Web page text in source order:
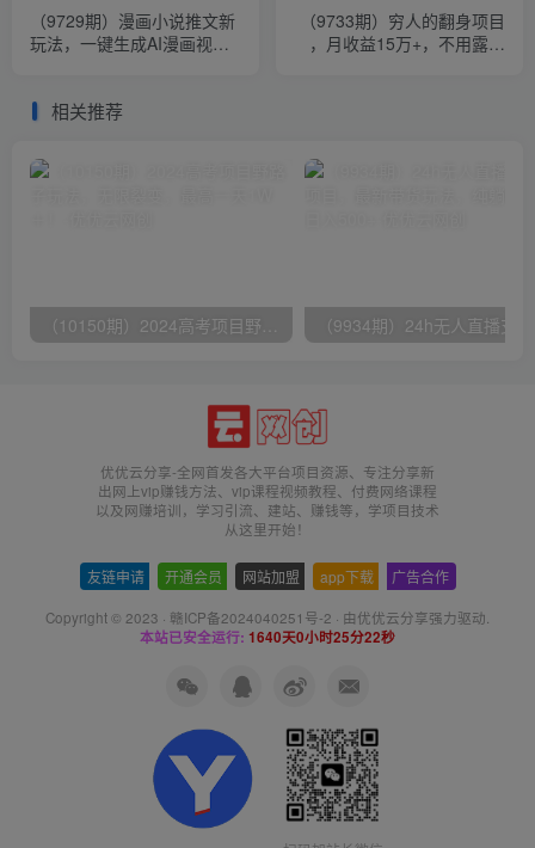
（9729期）漫画小说推文新
玩法，一键生成AI漫画视
（9733期）穷人的翻身项目
，月收益15万+，不用露脸
相关推荐
（10150期）2024高考项目野路子玩法，无限裂变，最高一天1W＋！
优优云分享-全网首发各大平台项目资源、专注分享新
出网上vip赚钱方法、vip课程视频教程、付费网络课程
以及网赚培训，学习引流、建站、赚钱等，学项目技术
从这里开始！
友链申请 开通会员 网站加盟 app下载 广告合作
Copyright © 2023 · 赣ICP备2024040251号-2 · 由优优云分享强力驱动.
本站已安全运行: 1640天0小时25分22秒